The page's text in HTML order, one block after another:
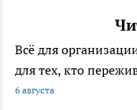
Всё для
для тех, кто
6 августа